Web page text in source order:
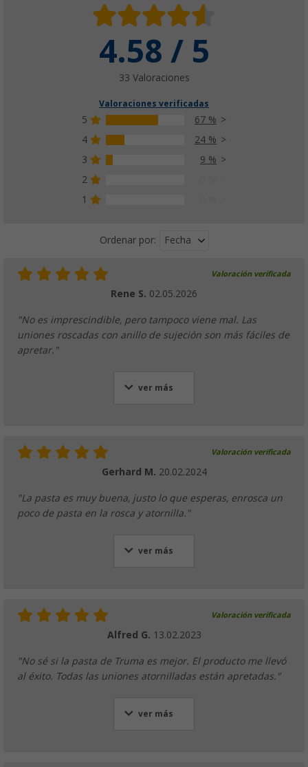
4.58 / 5
33 Valoraciones
Valoraciones verificadas
5
67 %
4
24 %
3
9 %
2
1
Ordenar por: Fecha
Valoración verificada
Rene S. 02.05.2026
"No es imprescindible, pero tampoco viene mal. Las
uniones roscadas con anillo de sujeción son más fáciles de
apretar."
ver más
Valoración verificada
Gerhard M. 20.02.2024
"La pasta es muy buena, justo lo que esperas, enrosca un
poco de pasta en la rosca y atornilla."
ver más
Valoración verificada
Alfred G. 13.02.2023
"No sé si la pasta de Truma es mejor. El producto me llevó
al éxito. Todas las uniones atornilladas están apretadas."
ver más